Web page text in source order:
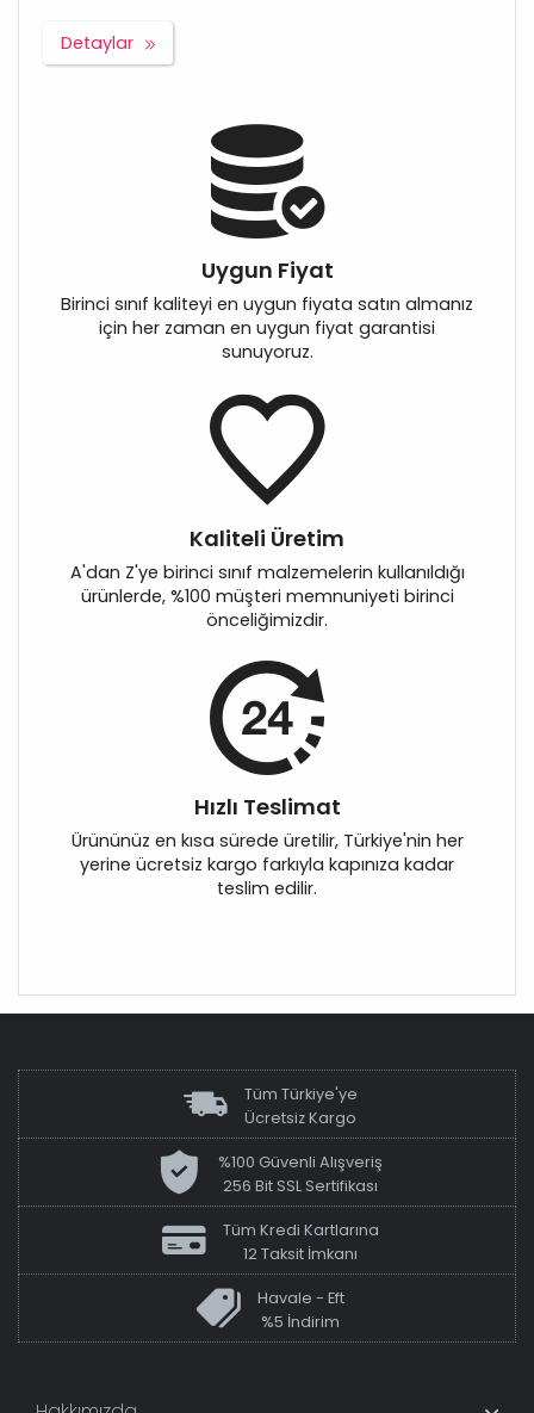
Detaylar
Uygun Fiyat
Birinci sınıf kaliteyi en uygun fiyata satın almanız
için her zaman en uygun fiyat garantisi
sunuyoruz.
Kaliteli Üretim
A'dan Z'ye birinci sınıf malzemelerin kullanıldığı
ürünlerde, %100 müşteri memnuniyeti birinci
önceliğimizdir.
Hızlı Teslimat
Ürününüz en kısa sürede üretilir, Türkiye'nin her
yerine ücretsiz kargo farkıyla kapınıza kadar
teslim edilir.
Tüm Türkiye'ye
Ücretsiz Kargo
%100 Güvenli Alışveriş
256 Bit SSL Sertifikası
Tüm Kredi Kartlarına
12 Taksit İmkanı
Havale - Eft
%5 İndirim